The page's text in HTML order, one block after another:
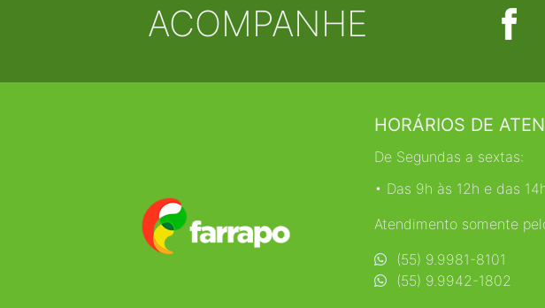
ACOMPANHE
HORÁRIOS DE
De Segundas a sextas:
• Das 9h às 12h e das
Atendimento somente
(55) 9.9981-8101
(55) 9.9942-1802